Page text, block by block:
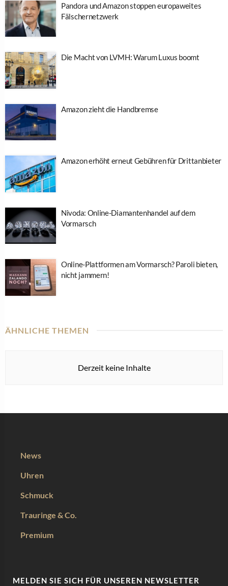
Pandora und Amazon stoppen europaweites
Fälschernetzwerk
Die Macht von LVMH: Warum Luxus boomt
Amazon zieht die Handbremse
Amazon erhöht erneut Gebühren für Drittanbieter
Nivoda: Online-Diamantenhandel auf dem
Vormarsch
Online-Plattformen am Vormarsch? Paroli bieten,
nicht jammern!
ÄHNLICHE THEMEN
Derzeit keine Inhalte
News
Uhren
Schmuck
Trauringe & Co.
Premium
MELDEN SIE SICH FÜR UNSEREN NEWSLETTER